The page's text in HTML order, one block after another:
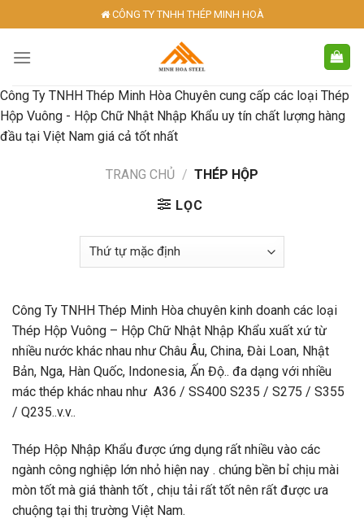
to
content
CÔNG TY TNHH THÉP MINH HOÀ
Công Ty TNHH Thép Minh Hòa Chuyên cung cấp các loại Thép
Hộp Vuông - Hộp Chữ Nhật Nhập Khẩu uy tín chất lượng hàng
đầu tại Việt Nam giá cả tốt nhất
TRANG CHỦ / THÉP HỘP
LỌC
Công Ty TNHH Thép Minh Hòa chuyên kinh doanh các loại
Thép Hộp Vuông – Hộp Chữ Nhật Nhập Khẩu xuất xứ từ
nhiều nước khác nhau như Châu Âu, China, Đài Loan, Nhật
Bản, Nga, Hàn Quốc, Indonesia, Ấn Độ.. đa dạng với nhiều
mác thép khác nhau như A36 / SS400 S235 / S275 / S355
/ Q235..v.v..
Thép Hộp Nhập Khẩu được ứng dụng rất nhiều vào các
ngành công nghiệp lớn nhỏ hiện nay . chúng bền bỉ chịu mài
mòn tốt mà giá thành tốt , chịu tải rất tốt nên rất được ưa
chuộng tại thị trường Việt Nam.